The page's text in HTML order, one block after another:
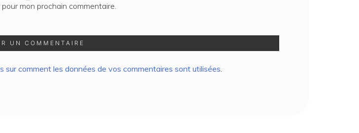
mon prochain commentaire.
sur comment les données de vos commentaires sont utilisées